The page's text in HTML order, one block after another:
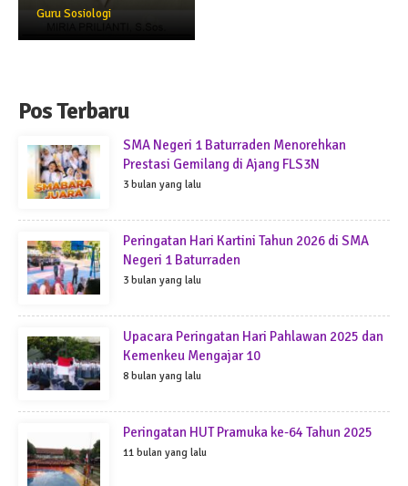
Guru Sosiologi
Pos Terbaru
SMA Negeri 1 Baturraden Menorehkan
Prestasi Gemilang di Ajang FLS3N
3 bulan yang lalu
Peringatan Hari Kartini Tahun 2026 di SMA
Negeri 1 Baturraden
3 bulan yang lalu
Upacara Peringatan Hari Pahlawan 2025 dan
Kemenkeu Mengajar 10
8 bulan yang lalu
Peringatan HUT Pramuka ke-64 Tahun 2025
11 bulan yang lalu